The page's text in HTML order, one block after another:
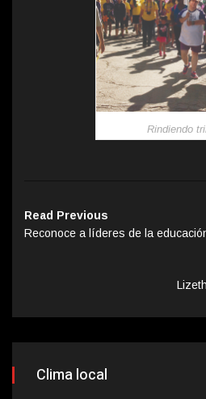
Rindiendo
Read Previous
Reconoce a líderes de la
Clima local